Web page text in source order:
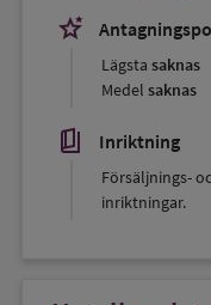
stars_2
Lägsta saknas
Medel saknas
book_5 Inriktning
Försäljnings-
inriktningar.